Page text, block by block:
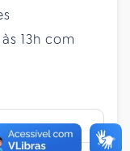
13h com